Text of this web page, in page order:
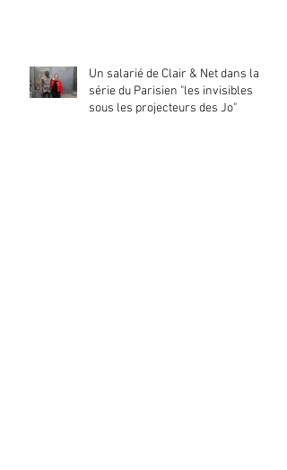
Un salarié de Clair & Net dans la
série du Parisien "les invisibles
sous les projecteurs des Jo"